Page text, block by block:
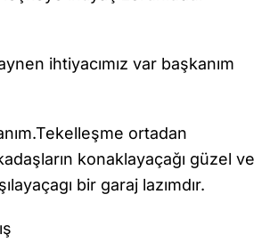
ihtiyacımız var başkanım
ortadan
konaklayaçağı güzel ve
bir garaj lazımdır.